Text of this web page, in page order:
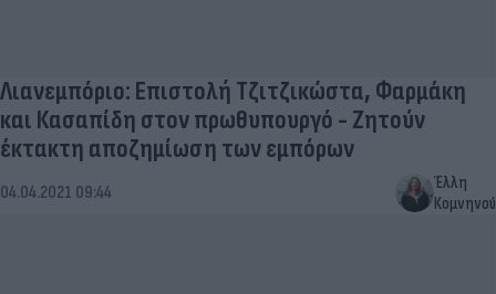
Λιανεμπόριο: Επιστολή Τζιτζικώστα, Φαρμάκη
και Κασαπίδη στον πρωθυπουργό - Ζητούν
έκτακτη αποζημίωση των εμπόρων
04.04.2021 09:44
Έλλη
Κομνηνού